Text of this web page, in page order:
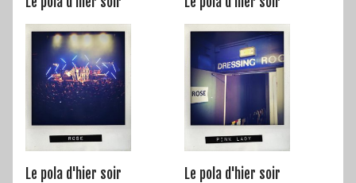
Le pola d'hier soir Le pola d'hier soir